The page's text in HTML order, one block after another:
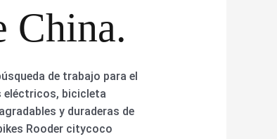
China.
de trabajo para el
eléctricos, bicicleta
y duraderas de
Rooder citycoco